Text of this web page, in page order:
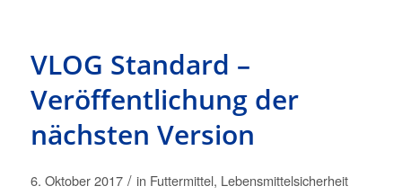
VLOG Standard –
Veröffentlichung der
nächsten Version
6. Oktober 2017 / in Futtermittel, Lebensmittelsicherheit